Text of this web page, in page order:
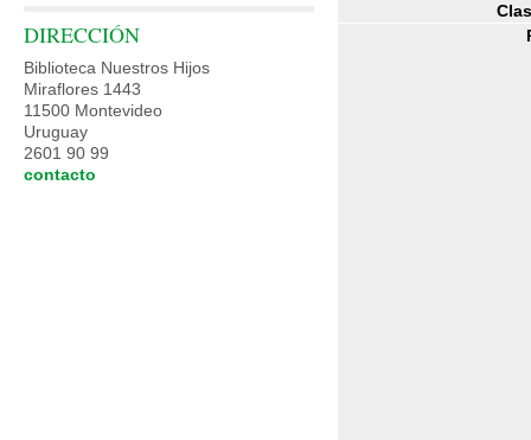
DIRECCIÓN
Biblioteca Nuestros Hijos
Miraflores 1443
11500 Montevideo
Uruguay
2601 90 99
contacto